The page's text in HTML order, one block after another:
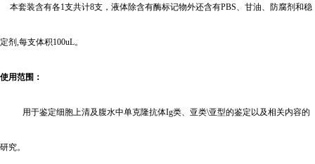
本套装含有各1支共计8支，液体除含有酶标记物外还含有PBS、甘油、防腐剂和稳
定剂,每支体积100uL。
使用范围：
用于鉴定细胞上清及腹水中单克隆抗体Ig类、亚类\亚型的鉴定以及相关内容的
研究。